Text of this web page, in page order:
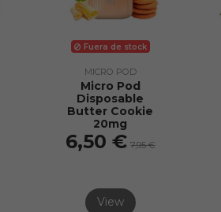
Fuera de stock
MICRO POD
Micro Pod
Disposable
Butter Cookie
20mg
6,50 € 7,95 €
View